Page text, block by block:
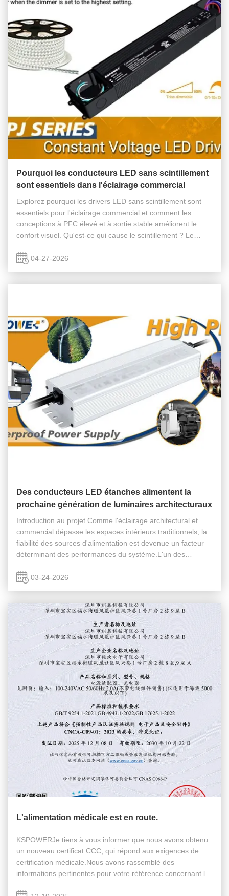
Pourquoi les conducteurs LED sans scintillement
sont essentiels dans l'éclairage commercial
Explorez pourquoi les drivers LED sans scintillement sont
essentiels pour l'éclairage commercial et comment les
conceptions à PFC élevé et à sortie stable améliorent le
confort visuel. Qu'est-ce qui cause le scintillement ? Le
instable ou une ...
04-27-2026
Des conducteurs LED étanches alimentent la
prochaine génération de luminaires architecturaux
Introduction au projet Comme l'éclairage architectural et
commercial dépasse les espaces intérieurs traditionnels, la
fiabilité des sources d'alimentation est devenue un facteur
déterminant des performances du système.L'un des
l'adoption ...
03-24-2026
L'alimentation médicale est en route.
KSPOWERJe tiens à vous informer que nous avons obtenu
un nouveau certificat CCC, qui répond aux exigences de
certification médicale.Nous avons rassemblé des
informations pertinentes pour votre référence concernant la